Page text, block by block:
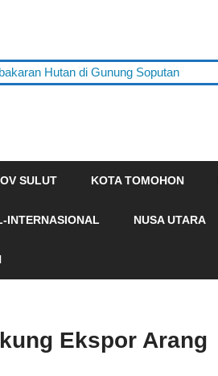
Hutan di Gunung Soputan
SULUT KOTA TOMOHON
INTERNASIONAL NUSA UTARA
Ekspor Arang